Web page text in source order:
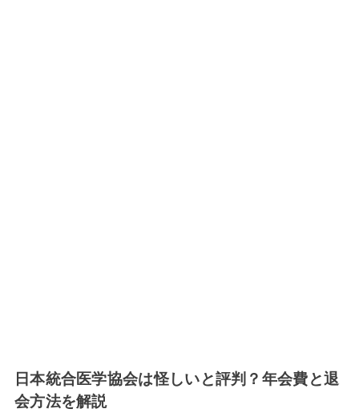
日本統合医学協会は怪しいと評判？年会費と退
会方法を解説